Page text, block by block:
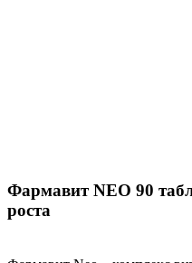
Фармавит NEO 90
роста